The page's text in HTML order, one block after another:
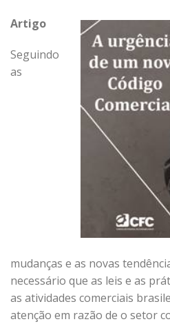
Artigo
Seguindo
as
mudanças e as novas
necessário que as leis e as
as atividades comerciais
atenção em razão de o setor